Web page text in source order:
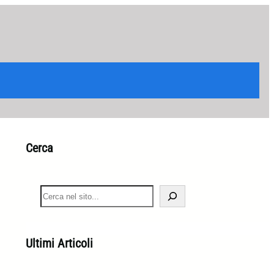
Cerca
S
e
c
h
Ultimi Articoli